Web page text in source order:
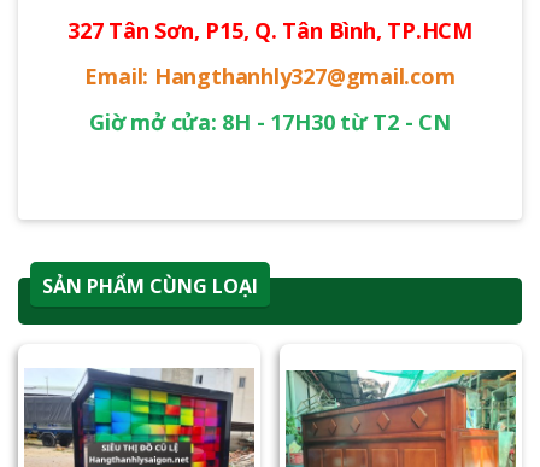
327 Tân Sơn, P15, Q. Tân Bình, TP.HCM
Email: Hangthanhly327@gmail.com
Giờ mở cửa: 8H - 17H30 từ T2 - CN
SẢN PHẨM CÙNG LOẠI